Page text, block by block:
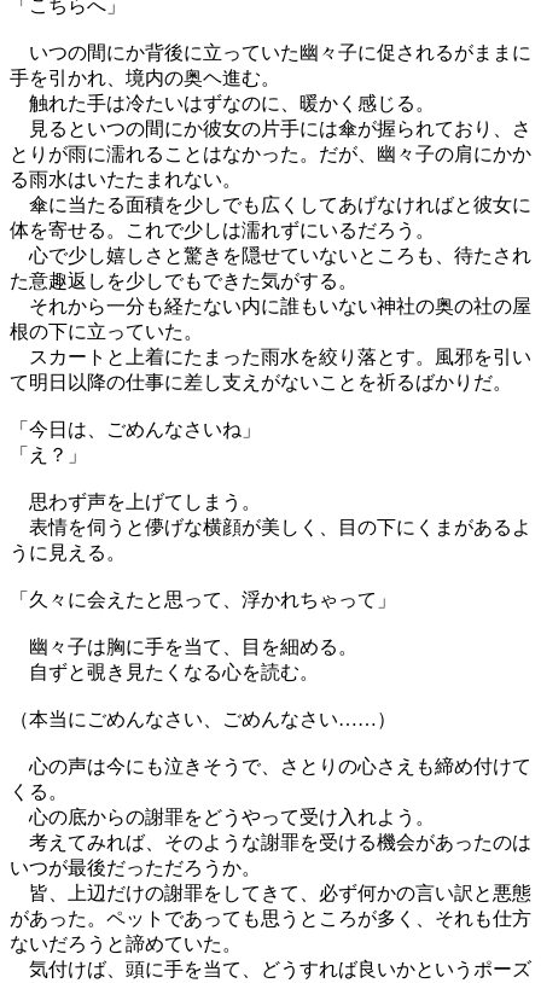
「こちらへ」
いつの間にか背後に立っていた幽々子に促されるがままに
手を引かれ、境内の奥ヘ進む。
触れた手は冷たいはずなのに、暖かく感じる。
見るといつの間にか彼女の片手には傘が握られており、さ
とりが雨に濡れることはなかった。だが、幽々子の肩にかか
る雨水はいたたまれない。
傘に当たる面積を少しでも広くしてあげなければと彼女に
体を寄せる。これで少しは濡れずにいるだろう。
心で少し嬉しさと驚きを隠せていないところも、待たされ
た意趣返しを少しでもできた気がする。
それから一分も経たない内に誰もいない神社の奥の社の屋
根の下に立っていた。
スカートと上着にたまった雨水を絞り落とす。風邪を引い
て明日以降の仕事に差し支えがないことを祈るばかりだ。
「今日は、ごめんなさいね」
「え？」
思わず声を上げてしまう。
表情を伺うと儚げな横顔が美しく、目の下にくまがあるよ
うに見える。
「久々に会えたと思って、浮かれちゃって」
幽々子は胸に手を当て、目を細める。
自ずと覗き見たくなる心を読む。
（本当にごめんなさい、ごめんなさい……）
心の声は今にも泣きそうで、さとりの心さえも締め付けて
くる。
心の底からの謝罪をどうやって受け入れよう。
考えてみれば、そのような謝罪を受ける機会があったのは
いつが最後だっただろうか。
皆、上辺だけの謝罪をしてきて、必ず何かの言い訳と悪態
があった。ペットであっても思うところが多く、それも仕方
ないだろうと諦めていた。
気付けば、頭に手を当て、どうすれば良いかというポーズ